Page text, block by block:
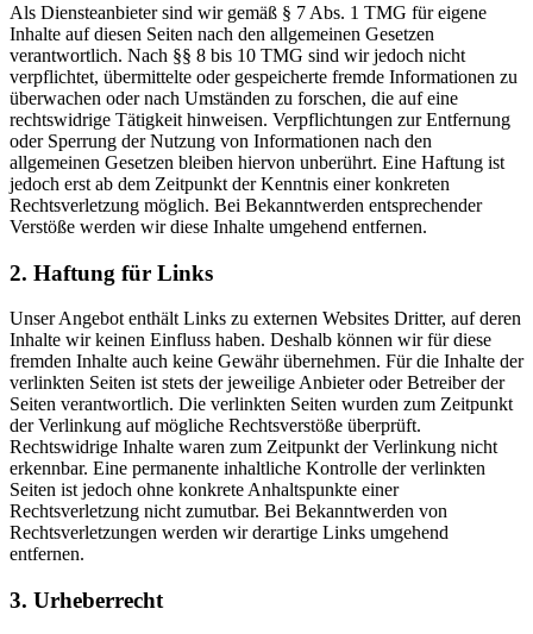
Als Diensteanbieter sind wir gemäß § 7 Abs. 1 TMG für eigene
Inhalte auf diesen Seiten nach den allgemeinen Gesetzen
verantwortlich. Nach §§ 8 bis 10 TMG sind wir jedoch nicht
verpflichtet, übermittelte oder gespeicherte fremde Informationen zu
überwachen oder nach Umständen zu forschen, die auf eine
rechtswidrige Tätigkeit hinweisen. Verpflichtungen zur Entfernung
oder Sperrung der Nutzung von Informationen nach den
allgemeinen Gesetzen bleiben hiervon unberührt. Eine Haftung ist
jedoch erst ab dem Zeitpunkt der Kenntnis einer konkreten
Rechtsverletzung möglich. Bei Bekanntwerden entsprechender
Verstöße werden wir diese Inhalte umgehend entfernen.
2. Haftung für Links
Unser Angebot enthält Links zu externen Websites Dritter, auf deren
Inhalte wir keinen Einfluss haben. Deshalb können wir für diese
fremden Inhalte auch keine Gewähr übernehmen. Für die Inhalte der
verlinkten Seiten ist stets der jeweilige Anbieter oder Betreiber der
Seiten verantwortlich. Die verlinkten Seiten wurden zum Zeitpunkt
der Verlinkung auf mögliche Rechtsverstöße überprüft.
Rechtswidrige Inhalte waren zum Zeitpunkt der Verlinkung nicht
erkennbar. Eine permanente inhaltliche Kontrolle der verlinkten
Seiten ist jedoch ohne konkrete Anhaltspunkte einer
Rechtsverletzung nicht zumutbar. Bei Bekanntwerden von
Rechtsverletzungen werden wir derartige Links umgehend
entfernen.
3. Urheberrecht